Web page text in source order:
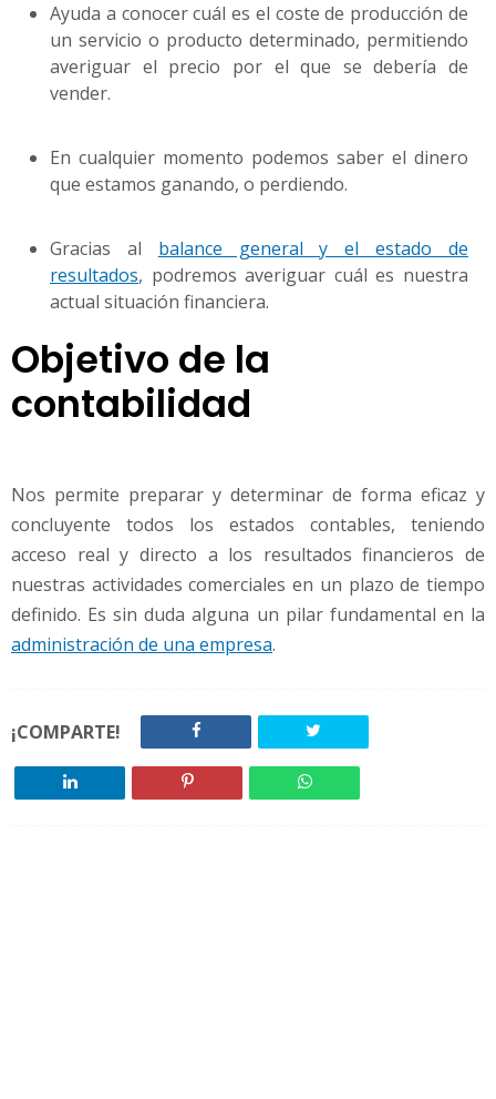
Ayuda a conocer cuál es el coste de producción de
un servicio o producto determinado, permitiendo
averiguar el precio por el que se debería de
vender.
En cualquier momento podemos saber el dinero
que estamos ganando, o perdiendo.
Gracias al balance general y el estado de
resultados, podremos averiguar cuál es nuestra
actual situación financiera.
Objetivo de la
contabilidad
Nos permite preparar y determinar de forma eficaz y
concluyente todos los estados contables, teniendo
acceso real y directo a los resultados financieros de
nuestras actividades comerciales en un plazo de tiempo
definido. Es sin duda alguna un pilar fundamental en la
administración de una empresa.
¡COMPARTE!